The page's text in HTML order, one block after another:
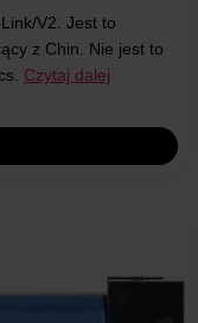
V2. Jest to
z Chin. Nie jest to
Czytaj dalej